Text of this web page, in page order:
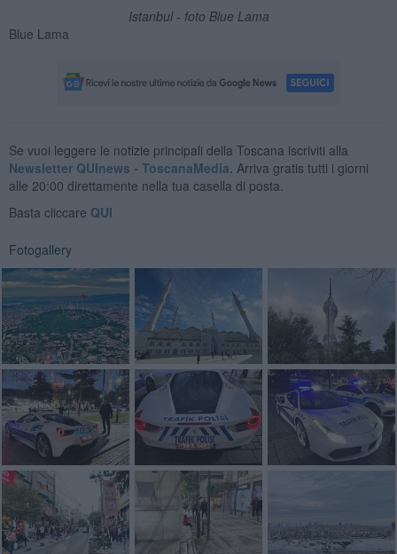
Istanbul - foto Blue Lama
Blue Lama
Se vuoi leggere le notizie principali della Toscana iscriviti alla
Newsletter QUInews - ToscanaMedia. Arriva gratis tutti i giorni
alle 20:00 direttamente nella tua casella di posta.
Basta cliccare QUI
Fotogallery